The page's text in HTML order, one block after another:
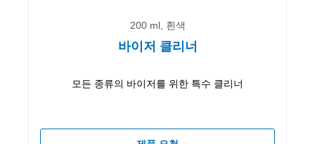
200 ml, 흰색
바이저 클리너
모든 종류의 바이저를 위한 특수 클리너